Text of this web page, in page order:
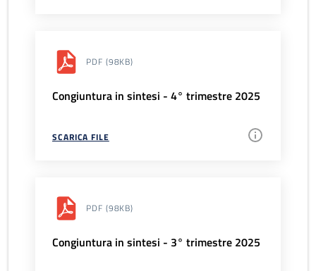
PDF (98KB)
Congiuntura in sintesi - 4° trimestre 2025
SCARICA FILE
PDF (98KB)
Congiuntura in sintesi - 3° trimestre 2025